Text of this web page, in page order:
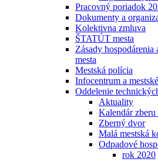
Pracovný poriadok
Dokumenty a
Kolektivna zmluva
ŠTATÚT mesta
Zásady hospodárenia
mesta
Mestská polícia
Infocentrum a
Oddelenie
Aktuality
Kalendár
Zberný dvor
Malá mestská
Odpadové
rok 2020